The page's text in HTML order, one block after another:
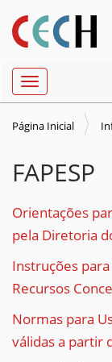
Toggle
Página Inicial
FAPESP
Orientações
pela Diretoria
Instruções
Recursos
Normas para
válidas a partir